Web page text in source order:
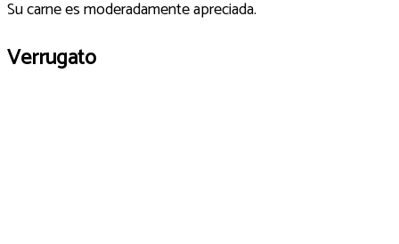
Su carne es moderadamente apreciada.
Verrugato